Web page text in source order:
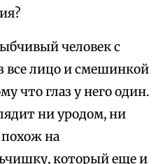
человек с
лицо и смешинкой
что глаз у него один.
ни уродом, ни
на
который еще и